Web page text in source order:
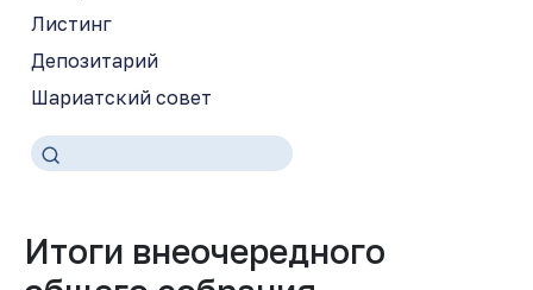
Листинг
Депозитарий
Шариатский совет
Итоги внеочередного